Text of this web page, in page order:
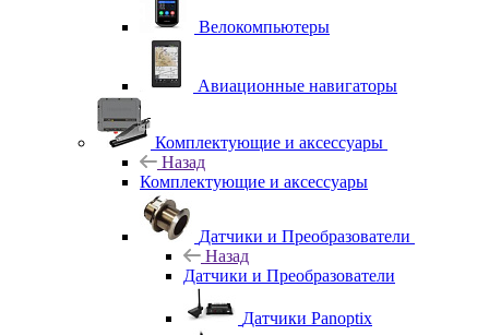
Велокомпьютеры
Авиационные навигаторы
Комплектующие и аксессуары
Назад
Комплектующие и аксессуары
Датчики и Преобразователи
Назад
Датчики и Преобразователи
Датчики Panoptix